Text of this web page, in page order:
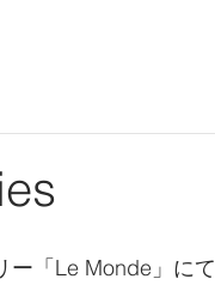
ー「Le Monde」にて